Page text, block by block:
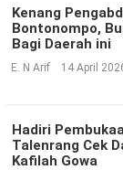
Kenang
Bontonompo,
Bagi Daerah ini
E. N Arif 14 April
Hadiri
Talenrang Cek
Kafilah Gowa